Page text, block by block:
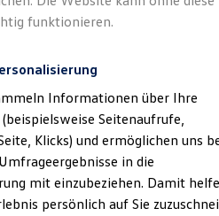
Anzahlung
Schlussrate
Garantien
Class bei Volkswagen
Der T-
funktionieren.
Informationen über Ihre
Seitenaufrufe,
Klicks) und ermöglichen uns
in die
mit einzubeziehen. Damit
persönlich auf Sie